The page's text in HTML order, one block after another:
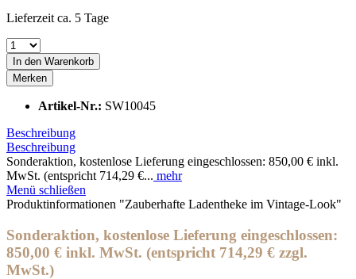
Lieferzeit ca. 5 Tage
In den Warenkorb
Merken
Artikel-Nr.: SW10045
Beschreibung
Beschreibung
Sonderaktion, kostenlose Lieferung eingeschlossen: 850,00 € inkl.
MwSt. (entspricht 714,29 €... mehr
Menü schließen
Produktinformationen "Zauberhafte Ladentheke im Vintage-Look"
Sonderaktion, kostenlose Lieferung eingeschlossen:
850,00 € inkl. MwSt. (entspricht 714,29 € zzgl.
MwSt.)